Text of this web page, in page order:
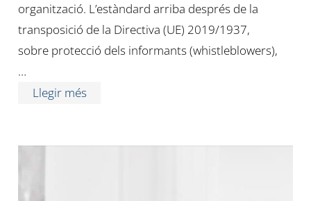
organització. L’estàndard arriba després de la
transposició de la Directiva (UE) 2019/1937,
sobre protecció dels informants (whistleblowers),
…
Llegir més